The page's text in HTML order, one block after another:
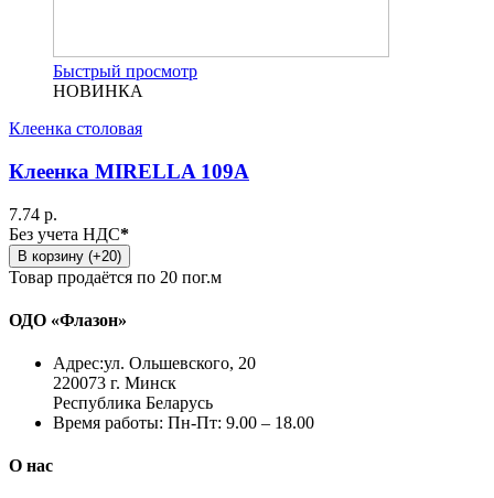
Быстрый просмотр
НОВИНКА
Клеенка столовая
Клеенка MIRELLA 109A
7.74 р.
Без учета НДС*
В корзину (+20)
Товар продаётся по 20 пог.м
ОДО «Флазон»
Адрес:ул. Ольшевского, 20
220073 г. Минск
Республика Беларусь
Время работы: Пн-Пт: 9.00 – 18.00
О нас